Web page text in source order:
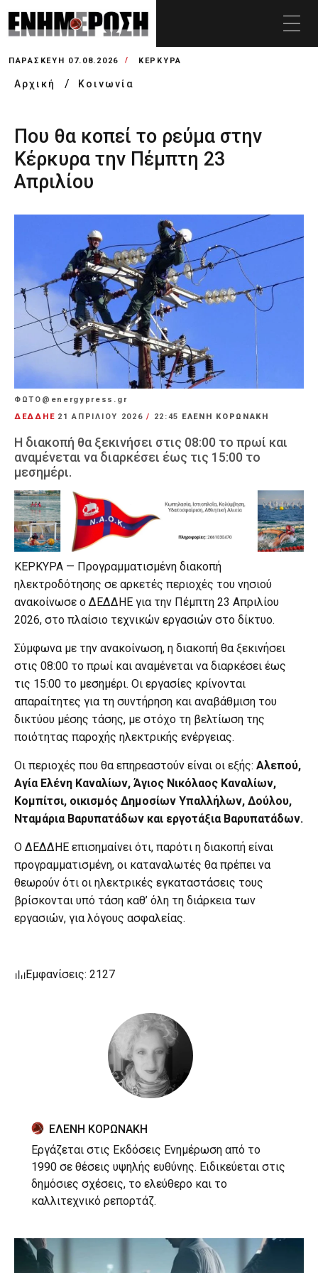
ΠΑΡΑΣΚΕΥΉ 07.08.2026 ΚΕΡΚΥΡΑ
Αρχική Κοινωνία
Που θα κοπεί το ρεύμα στην
Κέρκυρα την Πέμπτη 23
Απριλίου
ΦΩΤΟ@energypress.gr
ΔΕΔΔΗΕ 21 ΑΠΡΙΛΊΟΥ 2026/ 22:45 ΕΛΕΝΗ ΚΟΡΩΝΑΚΗ
Η διακοπή θα ξεκινήσει στις 08:00 το πρωί και
αναμένεται να διαρκέσει έως τις 15:00 το
μεσημέρι.
ΚΕΡΚΥΡΑ — Προγραμματισμένη διακοπή
ηλεκτροδότησης σε αρκετές περιοχές του νησιού
ανακοίνωσε ο ΔΕΔΔΗΕ για την Πέμπτη 23 Απριλίου
2026, στο πλαίσιο τεχνικών εργασιών στο δίκτυο.
Σύμφωνα με την ανακοίνωση, η διακοπή θα ξεκινήσει
στις 08:00 το πρωί και αναμένεται να διαρκέσει έως
τις 15:00 το μεσημέρι. Οι εργασίες κρίνονται
απαραίτητες για τη συντήρηση και αναβάθμιση του
δικτύου μέσης τάσης, με στόχο τη βελτίωση της
ποιότητας παροχής ηλεκτρικής ενέργειας.
Οι περιοχές που θα επηρεαστούν είναι οι εξής: Αλεπού,
Αγία Ελένη Καναλίων, Άγιος Νικόλαος Καναλίων,
Κομπίτσι, οικισμός Δημοσίων Υπαλλήλων, Δούλου,
Νταμάρια Βαρυπατάδων και εργοτάξια Βαρυπατάδων.
Ο ΔΕΔΔΗΕ επισημαίνει ότι, παρότι η διακοπή είναι
προγραμματισμένη, οι καταναλωτές θα πρέπει να
θεωρούν ότι οι ηλεκτρικές εγκαταστάσεις τους
βρίσκονται υπό τάση καθ’ όλη τη διάρκεια των
εργασιών, για λόγους ασφαλείας.
Εμφανίσεις: 2127
ΕΛΕΝΗ ΚΟΡΩΝΑΚΗ
Εργάζεται στις Εκδόσεις Ενημέρωση από το
1990 σε θέσεις υψηλής ευθύνης. Ειδικεύεται στις
δημόσιες σχέσεις, το ελεύθερο και το
καλλιτεχνικό ρεπορτάζ.